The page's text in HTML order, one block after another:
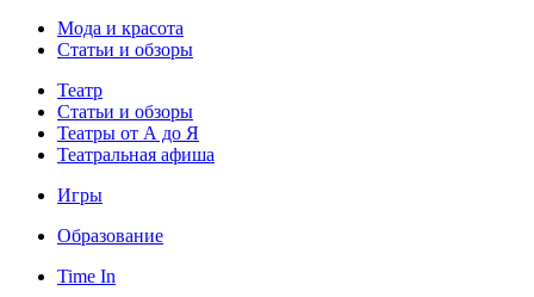
Мода и красота
Статьи и обзоры
Театр
Статьи и обзоры
Театры от А до Я
Театральная афиша
Игры
Образование
Time In